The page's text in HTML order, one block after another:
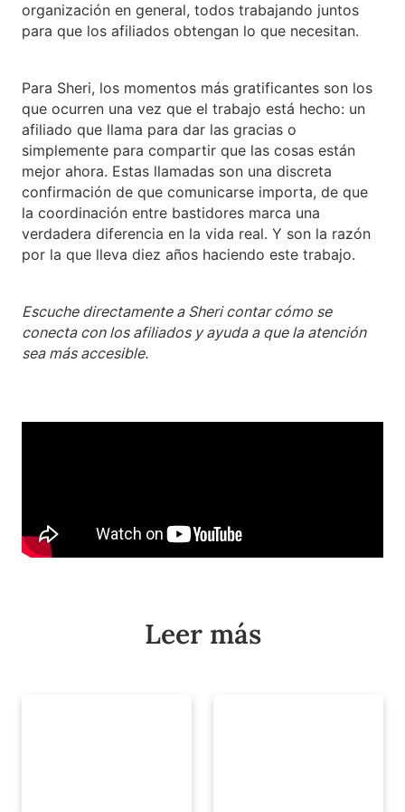
organización en general, todos trabajando juntos
para que los afiliados obtengan lo que necesitan.
Para Sheri, los momentos más gratificantes son los
que ocurren una vez que el trabajo está hecho: un
afiliado que llama para dar las gracias o
simplemente para compartir que las cosas están
mejor ahora. Estas llamadas son una discreta
confirmación de que comunicarse importa, de que
la coordinación entre bastidores marca una
verdadera diferencia en la vida real. Y son la razón
por la que lleva diez años haciendo este trabajo.
Escuche directamente a Sheri contar cómo se
conecta con los afiliados y ayuda a que la atención
sea más accesible.
Leer más